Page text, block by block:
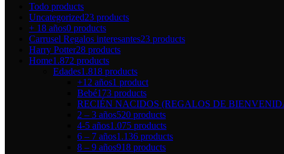
Todo products
Uncategorized23 products
+ 18 años0 products
Carrusel Regalos interesantes23 products
Harry Potter28 products
Home1.872 products
Edades1.818 products
+12 años1 product
Bebé173 products
RECIÉN NACIDOS (REGALOS DE
2 – 3 años520 products
4-5 años1.075 products
6 – 7 años1.136 products
8 – 9 años918 products